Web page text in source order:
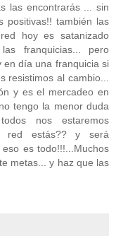
las encontrarás ... sin
positivas!! también las
hoy es satanizado
franquicias... pero
día una franquicia si
resistimos al cambio...
y es el mercadeo en
tengo la menor duda
nos estaremos
red estás?? y será
es todo!!!...Muchos
metas... y haz que las